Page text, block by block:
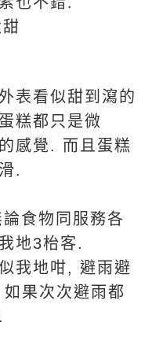
表看似甜到瀉的
糕都只是微
感覺. 而且蛋糕
.
食物同服務各
地3枱客.
我地咁, 避雨避
果次次避雨都